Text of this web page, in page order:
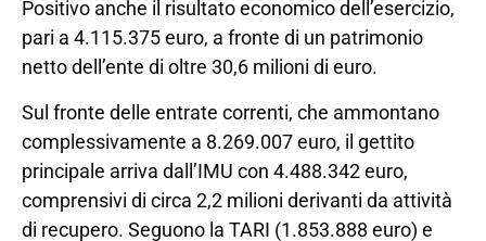
Positivo anche il risultato economico dell’esercizio,
pari a 4.115.375 euro, a fronte di un patrimonio
netto dell’ente di oltre 30,6 milioni di euro.
Sul fronte delle entrate correnti, che ammontano
complessivamente a 8.269.007 euro, il gettito
principale arriva dall’IMU con 4.488.342 euro,
comprensivi di circa 2,2 milioni derivanti da attività
di recupero. Seguono la TARI (1.853.888 euro) e